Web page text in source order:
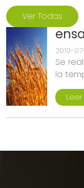
Ver Todas
2019-
Se
la
Leer